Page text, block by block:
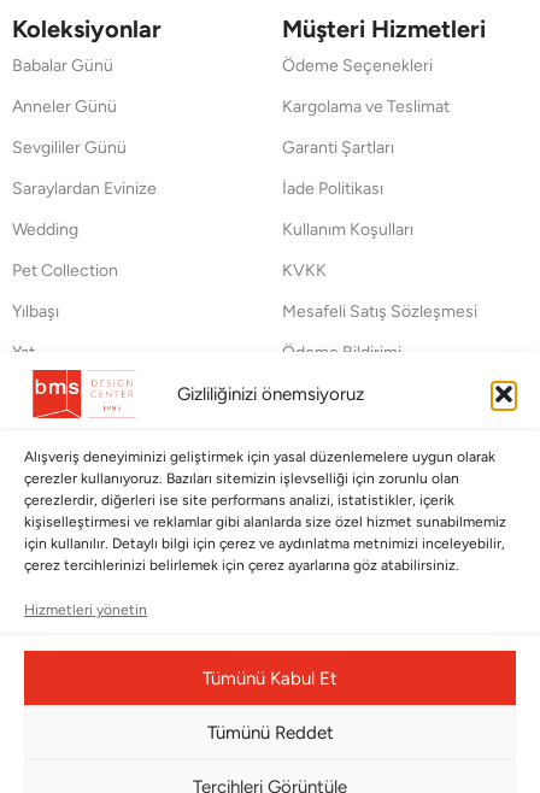
Gizliliğinizi önemsiyoruz
Alışveriş deneyiminizi geliştirmek için yasal düzenlemelere uygun olarak
çerezler kullanıyoruz. Bazıları sitemizin işlevselliği için zorunlu olan
çerezlerdir, diğerleri ise site performans analizi, istatistikler, içerik
kişiselleştirmesi ve reklamlar gibi alanlarda size özel hizmet sunabilmemiz
için kullanılır. Detaylı bilgi için çerez ve aydınlatma metnimizi inceleyebilir,
çerez tercihlerinizi belirlemek için çerez ayarlarına göz atabilirsiniz.
Hizmetleri yönetin
Tümünü Kabul Et
Tümünü Reddet
Tercihleri Görüntüle
Koleksiyonlar
Babalar Günü
Anneler Günü
Sevgililer Günü
Saraylardan Evinize
Wedding
Pet Collection
Yılbaşı
Yat
Müşteri Hizmetleri
Ödeme Seçenekleri
Kargolama ve Teslimat
Garanti Şartları
İade Politikası
Kullanım Koşulları
KVKK
Mesafeli Satış Sözleşmesi
Ödeme Bildirimi
Hata Bildirim Formu
BÜLTENİMİZE ABONE OLUN
Kayıt olun ve fırsatlardan ilk siz yararlanın!
Bültenimize Abone Olun